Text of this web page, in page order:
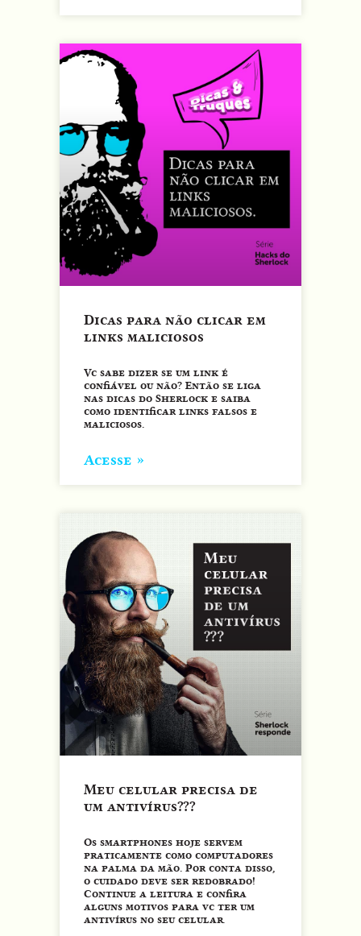
Dicas para não clicar em
links maliciosos
Vc sabe dizer se um link é
confiável ou não? Então se liga
nas dicas do Sherlock e saiba
como identificar links falsos e
maliciosos.
Acesse »
Meu celular precisa de
um antivírus???
Os smartphones hoje servem
praticamente como computadores
na palma da mão. Por conta disso,
o cuidado deve ser redobrado!
Continue a leitura e confira
alguns motivos para vc ter um
antivírus no seu celular.